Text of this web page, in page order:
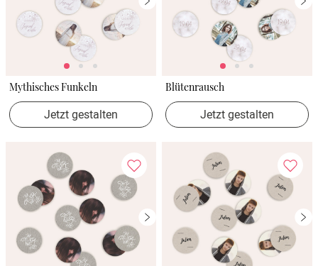
Mythisches Funkeln
Jetzt gestalten
Blütenrausch
Jetzt gestalten